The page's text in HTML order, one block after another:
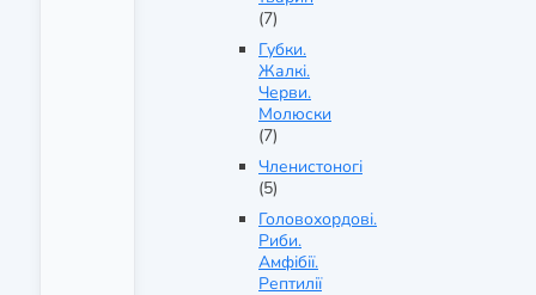
(7)
Губки.
Жалкі.
Черви.
Молюски
(7)
Членистоногі
(5)
Головохордові.
Риби.
Амфібії.
Рептилії